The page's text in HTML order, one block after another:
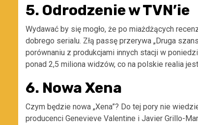
5. Odrodzenie w TVN’ie
Wydawać by się mogło, że po miażdżących
dobrego serialu. Złą passę przerywa „Druga
porównaniu z produkcjami innych stacji w
ponad 2,5 miliona widzów, co na polskie realia
6. Nowa Xena
Czym będzie nowa „Xena”? Do tej pory nie
producenci Genevieve Valentine i Javier Grillo-